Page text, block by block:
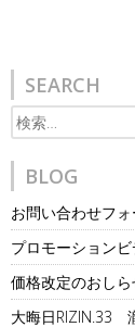
SEARCH
検
索:
BLOG
お問い合わせフ
プロモーション
価格改定のおしら
大晦日RIZIN.33